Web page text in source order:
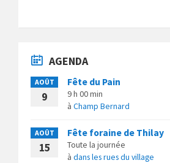
AGENDA
AOÛT
9
Fête du Pain
9 h 00 min
à Champ Bernard
AOÛT
15
Fête foraine de Thilay
Toute la journée
à dans les rues du village